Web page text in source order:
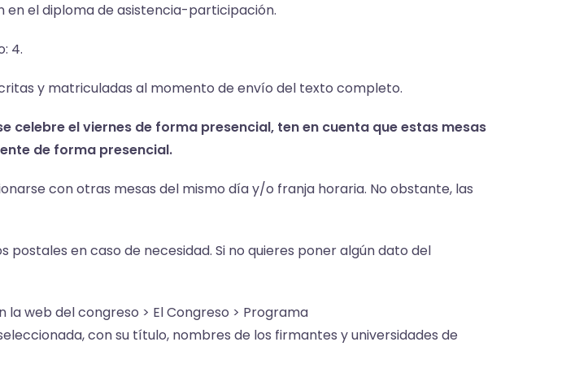
en el diploma de asistencia-participación.
4.
y matriculadas al momento de envío del texto completo.
celebre el viernes de forma presencial, ten en cuenta que estas mesas
de forma presencial.
con otras mesas del mismo día y/o franja horaria. No obstante, las
en caso de necesidad. Si no quieres poner algún dato del
web del congreso > El Congreso > Programa
con su título, nombres de los firmantes y universidades de